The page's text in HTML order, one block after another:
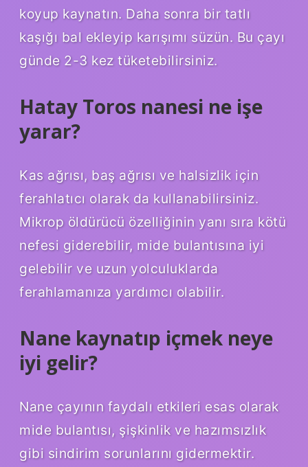
koyup kaynatın. Daha sonra bir tatlı
kaşığı bal ekleyip karışımı süzün. Bu çayı
günde 2-3 kez tüketebilirsiniz.
Hatay Toros nanesi ne işe
yarar?
Kas ağrısı, baş ağrısı ve halsizlik için
ferahlatıcı olarak da kullanabilirsiniz.
Mikrop öldürücü özelliğinin yanı sıra kötü
nefesi giderebilir, mide bulantısına iyi
gelebilir ve uzun yolculuklarda
ferahlamanıza yardımcı olabilir.
Nane kaynatıp içmek neye
iyi gelir?
Nane çayının faydalı etkileri esas olarak
mide bulantısı, şişkinlik ve hazımsızlık
gibi sindirim sorunlarını gidermektir.